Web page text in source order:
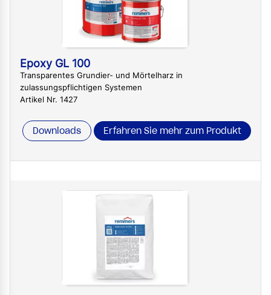
Epoxy GL 100
Transparentes Grundier- und Mörtelharz in
zulassungspflichtigen Systemen
Artikel Nr. 1427
Downloads Erfahren Sie mehr zum Produkt